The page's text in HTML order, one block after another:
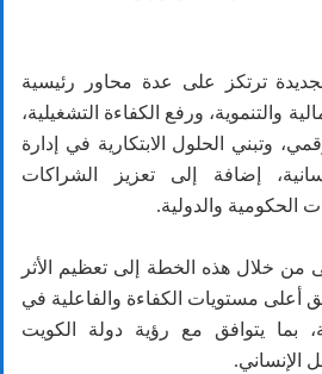
ترتكز على عدة محاور رئيسية
والتنموية، ورفع الكفاءة التشغيلية،
وتبني الحلول الابتكارية في إدارة
إضافة إلى تعزيز الشراكات
الحكومية والدولية.
خلال هذه الخطة إلى تعظيم الأثر
أعلى مستويات الكفاءة والفاعلية في
بما يتوافق مع رؤية دولة الكويت
الإنساني.